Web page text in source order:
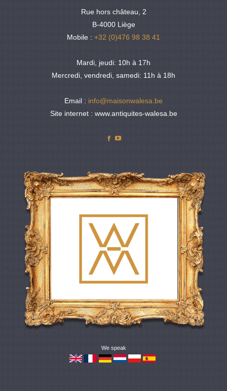
Rue hors château, 2
B-4000 Liège
Mobile : +32 (0)476 98 38 41
Mardi, jeudi: 10h à 17h
Mercredi, vendredi, samedi: 11h à 18h
Email : info@maisonwalesa.be
Site internet : www.antiquites-walesa.be
Facebook
We speak